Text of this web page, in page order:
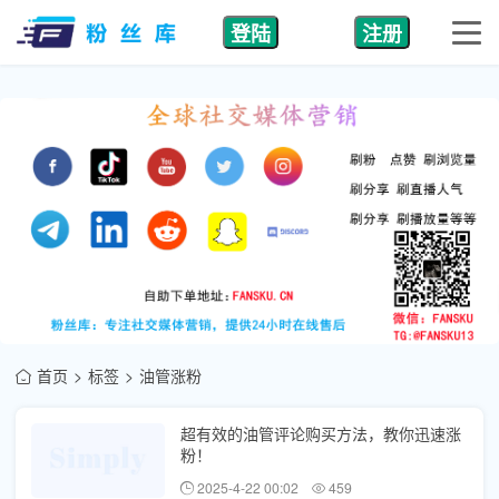
登陆 注册
首页 标签 油管涨粉
超有效的油管评论购买方法，教你迅速涨
粉！
2025-4-22 00:02 459